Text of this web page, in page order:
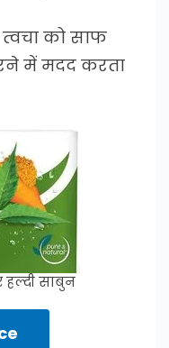
को साफ
में मदद करता
हल्दी साबुन